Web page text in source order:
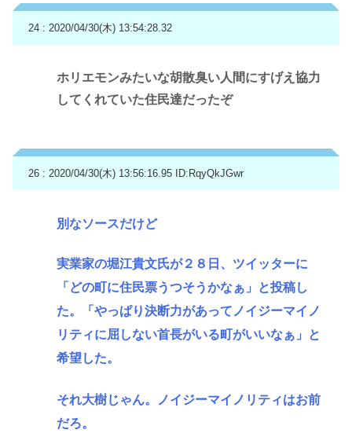
24 : 2020/04/30(木) 13:54:28.32
ホリエモンみたいな胡散臭い人間にすげえ協力
してくれていた住民達だったぞ
26 : 2020/04/30(木) 13:56:16.95 ID:RqyQkJGwr
別なソースだけど
実業家の堀江貴文氏が２８日、ツイッターに
「どの町に住民票うつそうかなぁ」と投稿し
た。「やっぱり決断力があってノイジーマイノ
リティに屈しない首長がいる町がいいなぁ」と
希望した。
それ大樹じゃん。ノイジーマイノリティはお前
だろ。